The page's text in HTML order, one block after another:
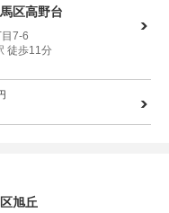
区高野台
7-6
徒歩11分
旭丘